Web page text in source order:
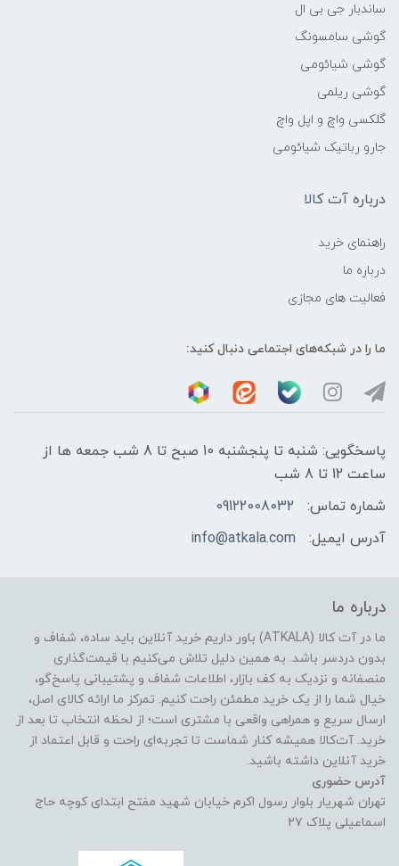
ساندبار جی بی ال
گوشی سامسونگ
گوشی شیائومی
گوشی ریلمی
گلکسی واچ و اپل واچ
جارو رباتیک شیائومی
درباره آت کالا
راهنمای خرید
درباره ما
فعالیت های مجازی
ما را در شبکه‌های اجتماعی دنبال کنید:
پاسخگویی: شنبه تا پنجشنبه 10 صبح تا 8 شب جمعه ها از
ساعت 12 تا 8 شب
شماره تماس:
09122008032
آدرس ایمیل:
info@atkala.com
درباره ما
ما در آت کالا (ATKALA) باور داریم خرید آنلاین باید ساده، شفاف و
بدون دردسر باشد. به همین دلیل تلاش می‌کنیم با قیمت‌گذاری
منصفانه و نزدیک به کف بازار، اطلاعات شفاف و پشتیبانی پاسخ‌گو،
خیال شما را از یک خرید مطمئن راحت کنیم. تمرکز ما ارائه کالای اصل،
ارسال سریع و همراهی واقعی با مشتری است؛ از لحظه انتخاب تا بعد از
خرید. آت‌کالا همیشه کنار شماست تا تجربه‌ای راحت و قابل اعتماد از
خرید آنلاین داشته باشید.
آدرس حضوری
تهران شهریار بلوار رسول اکرم خیابان شهید مفتح ابتدای کوچه حاج
اسماعیلی پلاک ۲۷